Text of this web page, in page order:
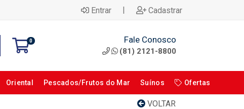
Entrar | Cadastrar
0 Fale Conosco
(81) 2121-8800
Oriental Pescados/Frutos do Mar Suínos Ofertas
VOLTAR